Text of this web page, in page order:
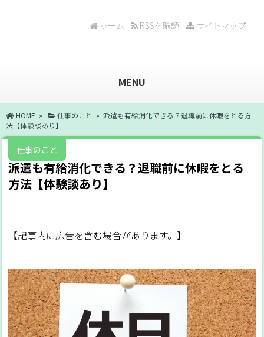
サイトマップ
RSSを購読
ホーム
MENU
HOME » 仕事のこと » 派遣も有給消化できる？退職前に休暇をとる方
法【体験談あり】
仕事のこと
派遣も有給消化できる？退職前に休暇をとる
方法【体験談あり】
【記事内に広告を含む場合があります。】